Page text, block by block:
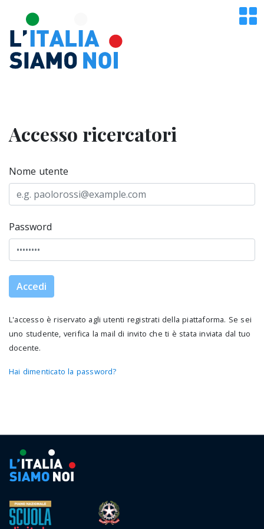
Accesso ricercatori
Nome utente
Password
Accedi
L'accesso è riservato agli utenti registrati della piattaforma. Se sei
uno studente, verifica la mail di invito che ti è stata inviata dal tuo
docente.
Hai dimenticato la password?